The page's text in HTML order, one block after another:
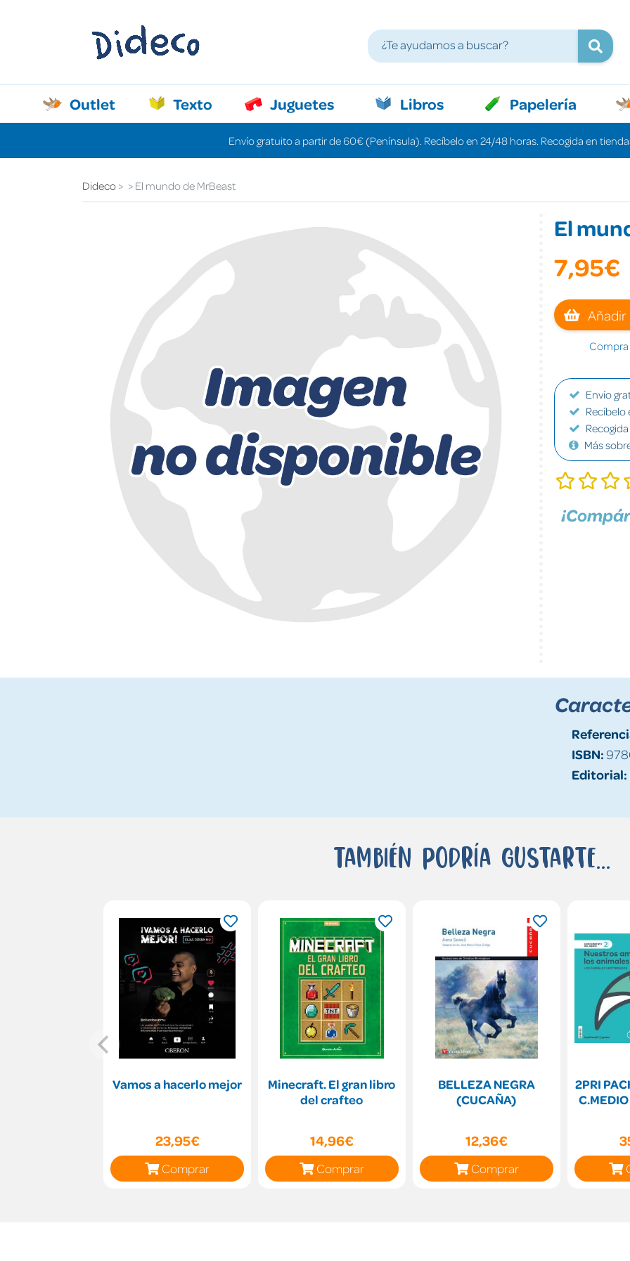
Outlet Texto Juguetes Libros Papelería
Envío gratuito a partir de 60€ (Península). Recíbelo en 24/48 horas. Recogida en
Dideco El mundo de MrBeast
El
7,95€
Añadir
Compra
Envío
Recíbelo
Más
ISBN:
Editorial:
También podría gustarte...
Vamos a hacerlo mejor
23,95€
Comprar
Minecraft. El gran libro
del crafteo
14,96€
Comprar
BELLEZA NEGRA
(CUCAÑA)
12,36€
Comprar
2PRI